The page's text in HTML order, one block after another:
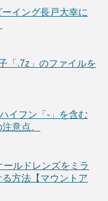
イング長戸大幸に
「.7z」のファイルを
イフン「-」を含む
意点。
ールドレンズをミラ
方法【マウントア